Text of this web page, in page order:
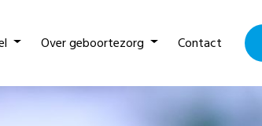
Over geboortezorg Contact